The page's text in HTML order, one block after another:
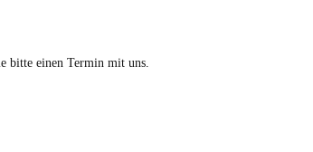
bitte einen Termin mit uns.